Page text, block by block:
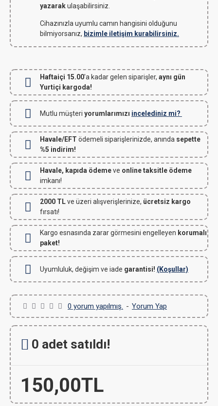
yazarakulaşabilirsiniz.
Cihazınızla uyumlu camın hangisini olduğunu
bilmiyorsanız, bizimle iletişim kurabilirsiniz.
Haftaiçi 15.00'a kadar gelen siparişler, aynı gün
Yurtiçi kargoda!
Mutlu müşteri yorumlarımızı incelediniz mi?
Havale/EFT ödemeli siparişlerinizde, anında sepette
%5 indirim!
Havale, kapıda ödemeve online taksitle ödeme
imkanı!
2000 TLve üzeri alışverişlerinize, ücretsiz kargo
fırsatı!
Kargo esnasında zarar görmesini engelleyen korumalı
paket!
Uyumluluk, değişim ve iade garantisi! (Koşullar)
0 yorum yapılmış. - Yorum Yap
150,00TL
0 adet satıldı!